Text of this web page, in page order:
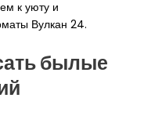
к уюту и
Вулкан 24.
былые